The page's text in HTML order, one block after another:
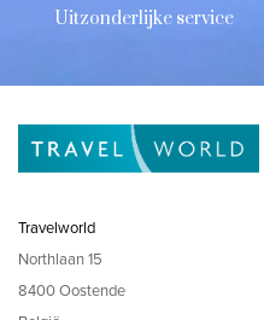
Uitzonderlijke service
Travelworld
Northlaan 15
8400 Oostende